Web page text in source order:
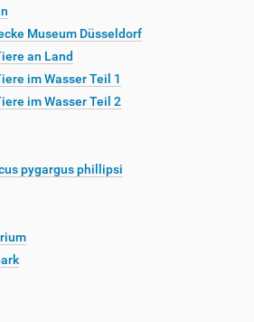
Museum Düsseldorf
an Land
im Wasser Teil 1
im Wasser Teil 2
pygargus phillipsi